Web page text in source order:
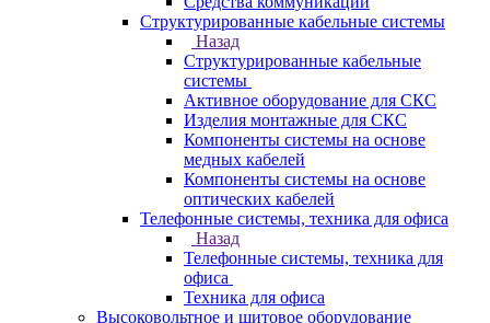
Структурированные кабельные системы
Назад
Структурированные кабельные
системы
Активное оборудование для СКС
Изделия монтажные для СКС
Компоненты системы на основе
медных кабелей
Компоненты системы на основе
оптических кабелей
Телефонные системы, техника для офиса
Назад
Телефонные системы, техника для
офиса
Техника для офиса
Высоковольтное и щитовое оборудование